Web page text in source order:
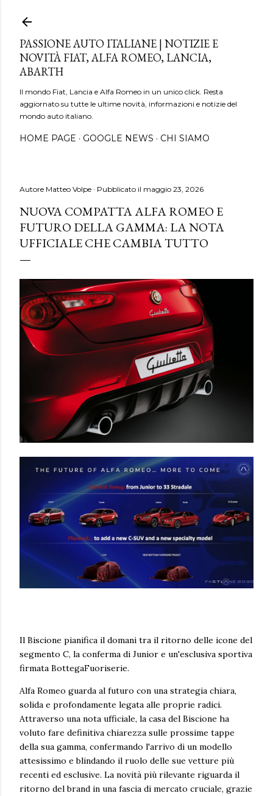
PASSIONE AUTO ITALIANE | NOTIZIE E
NOVITÀ FIAT, ALFA ROMEO, LANCIA,
ABARTH
Il mondo Fiat, Lancia e Alfa Romeo in un unico click. Resta
aggiornato su tutte le ultime novità, informazioni e notizie del
mondo auto italiano.
HOME PAGE GOOGLE NEWS CHI SIAMO
Autore Matteo Volpe Pubblicato il maggio 23, 2026
NUOVA COMPATTA ALFA ROMEO E
FUTURO DELLA GAMMA: LA NOTA
UFFICIALE CHE CAMBIA TUTTO
Il Biscione pianifica il domani tra il ritorno delle icone del
segmento C, la conferma di Junior e un'esclusiva sportiva
firmata BottegaFuoriserie.
Alfa Romeo guarda al futuro con una strategia chiara,
solida e profondamente legata alle proprie radici.
Attraverso una nota ufficiale, la casa del Biscione ha
voluto fare definitiva chiarezza sulle prossime tappe
della sua gamma, confermando l'arrivo di un modello
attesissimo e blindando il ruolo delle sue vetture più
recenti ed esclusive. La novità più rilevante riguarda il
ritorno del brand in una fascia di mercato cruciale, grazie